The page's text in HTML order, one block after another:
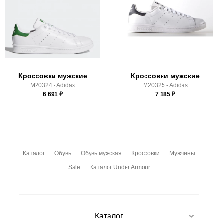
Здесь вы можете более детально ознакомиться с
условиямиоплаты и доставки
Кроссовки мужские
M20324 - Adidas
6 691₽
Кроссовки мужские
M20325 - Adidas
7 185 ₽
Каталог Обувь Обувь мужская Кроссовки Мужчины
Sale Каталог Under Armour
Каталог